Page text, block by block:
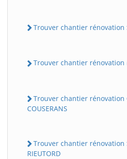
Trouver chantier rénovation
Trouver chantier rénovation
Trouver chantier rénovation
COUSERANS
Trouver chantier rénovation
RIEUTORD